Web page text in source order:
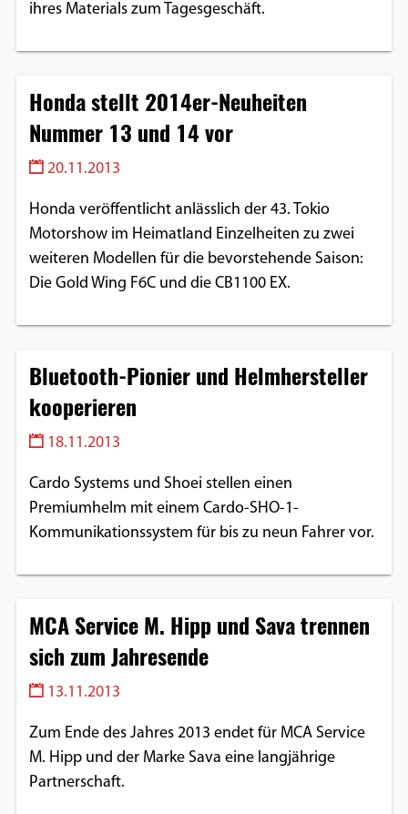
ihres Materials zum Tagesgeschäft.
Honda stellt 2014er-Neuheiten
Nummer 13 und 14 vor
20.11.2013
Honda veröffentlicht anlässlich der 43. Tokio
Motorshow im Heimatland Einzelheiten zu zwei
weiteren Modellen für die bevorstehende Saison:
Die Gold Wing F6C und die CB1100 EX.
Bluetooth-Pionier und ­Helmhersteller
kooperieren
18.11.2013
Cardo Systems und Shoei stellen einen
Premiumhelm mit einem Cardo-SHO-1-
Kommunikationssystem für bis zu neun Fahrer vor.
MCA Service M. Hipp und Sava trennen
sich zum Jahresende
13.11.2013
Zum Ende des Jahres 2013 endet für MCA Service
M. Hipp und der Marke Sava eine langjährige
Partnerschaft.